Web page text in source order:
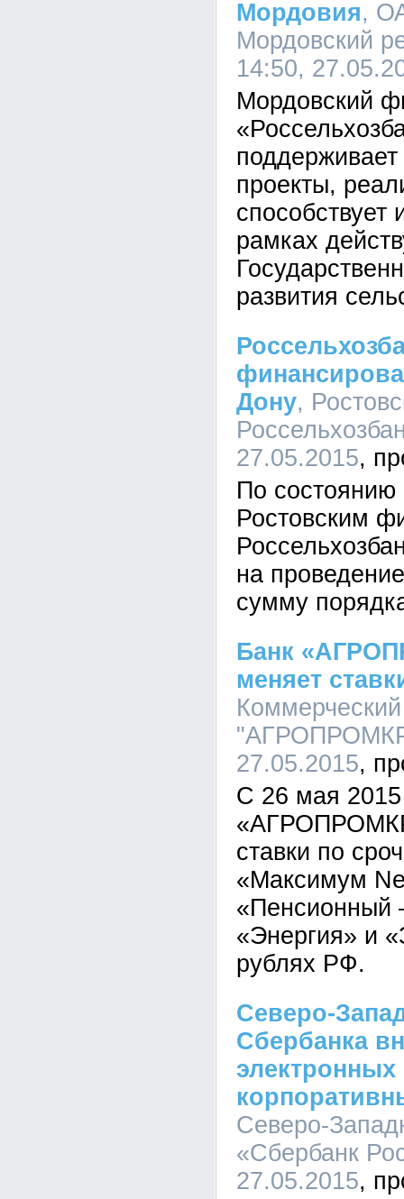
Мордовия,
Мордовский
14:50,
Мордовский
проекты,
рамках
развития
Дону,
27.05.2015
По состоянию
Ростовским
на
сумму
Банк
меняет
27.05.2015
С 26 мая 2015
ставки по
«Максимум
«Пенсионный
«Энергия» и
рублях РФ.
Северо-
Сбербанка
Северо-
«Сбербанк
27.05.2015